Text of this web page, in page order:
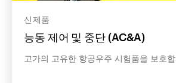
신제품
능동 제어 및 중단 (AC&A)
고가의 고유한 항공우주 시험품을 보호